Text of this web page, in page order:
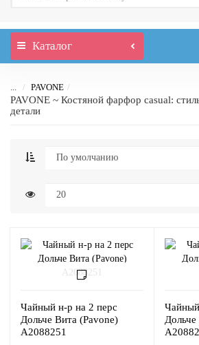
Каталог
... PAVONE
PAVONE ~ Костяной фарфор casual:
детали
Чайный н-р на 2 перс
Дольче Вита (Pavone)
A2088251